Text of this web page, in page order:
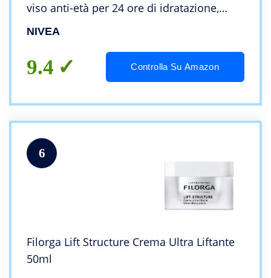
viso anti-età per 24 ore di idratazione,
Crema antirughe con Creatina e Coenzima
NIVEA
9.4 Controlla Su Amazon
6
Filorga Lift Structure Crema Ultra Liftante
50ml